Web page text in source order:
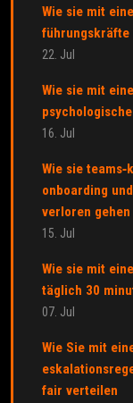
Wie sie mit
führungskräfte
22. Jul
Wie sie mit
16. Jul
Wie sie
onboarding
verloren gehen
15. Jul
Wie sie mit
täglich 30
07. Jul
Wie Sie mit
fair verteilen